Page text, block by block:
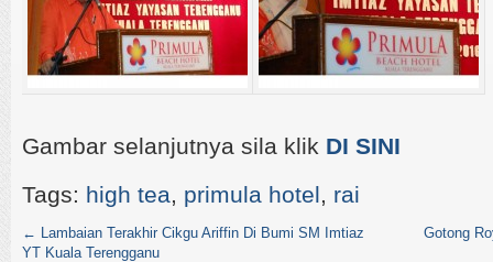
Gambar selanjutnya sila klik DI SINI
Tags: high tea, primula hotel, rai
← Lambaian Terakhir Cikgu Ariffin Di Bumi SM Imtiaz
YT Kuala Terengganu
Gotong